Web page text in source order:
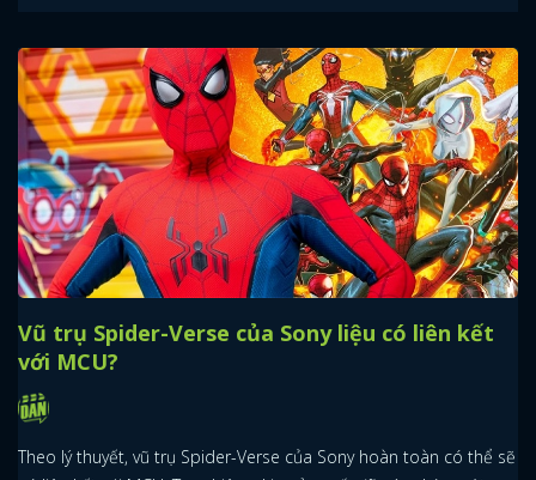
Vũ trụ Spider-Verse của Sony liệu có liên kết
với MCU?
Theo lý thuyết, vũ trụ Spider-Verse của Sony hoàn toàn có thể sẽ